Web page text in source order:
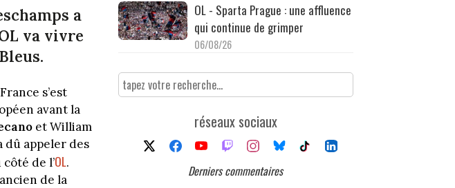
a
va vivre
s’est
avant la
et William
dû appeler des
de l’OL.
de la
OL - Sparta Prague : une affluence
qui continue de grimper
06/08/26
réseaux sociaux
Derniers commentaires